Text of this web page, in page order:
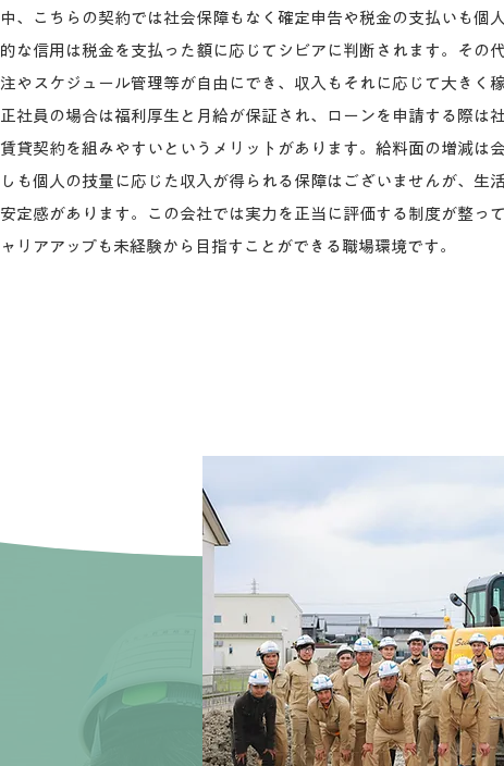
中、こちらの契約では社会保障もなく確定申告や税金の支払いも個
的な信用は税金を支払った額に応じてシビアに判断されます。その
注やスケジュール管理等が自由にでき、収入もそれに応じて大きく
正社員の場合は福利厚生と月給が保証され、ローンを申請する際は
賃貸契約を組みやすいというメリットがあります。給料面の増減は
しも個人の技量に応じた収入が得られる保障はございませんが、生
安定感があります。この会社では実力を正当に評価する制度が整っ
ャリアアップも未経験から目指すことができる職場環境です。